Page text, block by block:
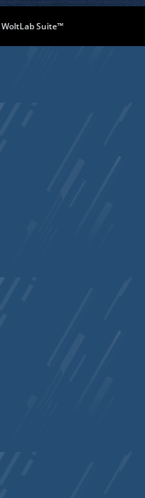
WoltLab Suite™